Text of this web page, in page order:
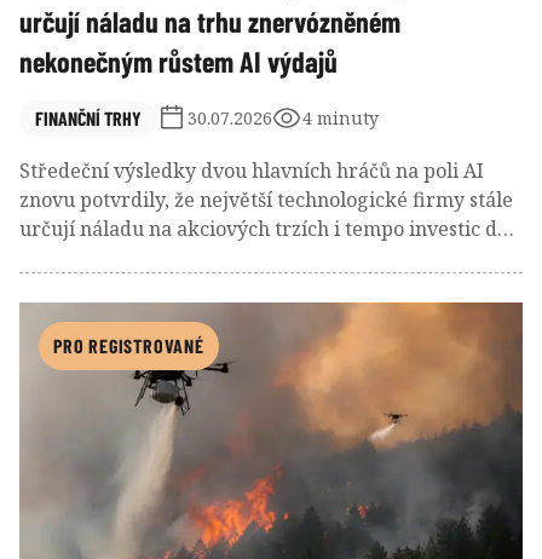
určují náladu na trhu znervózněném
nekonečným růstem AI výdajů
FINANČNÍ TRHY 30.07.2026 4 minuty
Středeční výsledky dvou hlavních hráčů na poli AI
znovu potvrdily, že největší technologické firmy stále
určují náladu na akciových trzích i tempo investic do
oceňují schopnost tyto výdaje proměnit v budoucí
zisky.PRO REGISTROVANÉ